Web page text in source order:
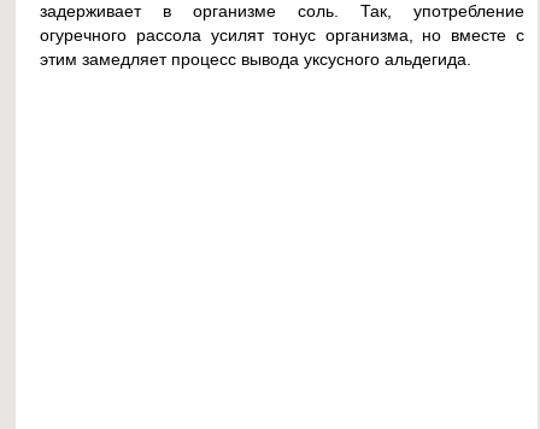
задерживает в организме соль. Так, употребление
огуречного рассола усилят тонус организма, но вместе с
этим замедляет процесс вывода уксусного альдегида.